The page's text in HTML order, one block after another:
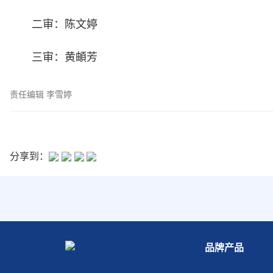
二审：陈文婷
三审：黄頔芳
责任编辑 李雪婷
分享到：
品牌产品